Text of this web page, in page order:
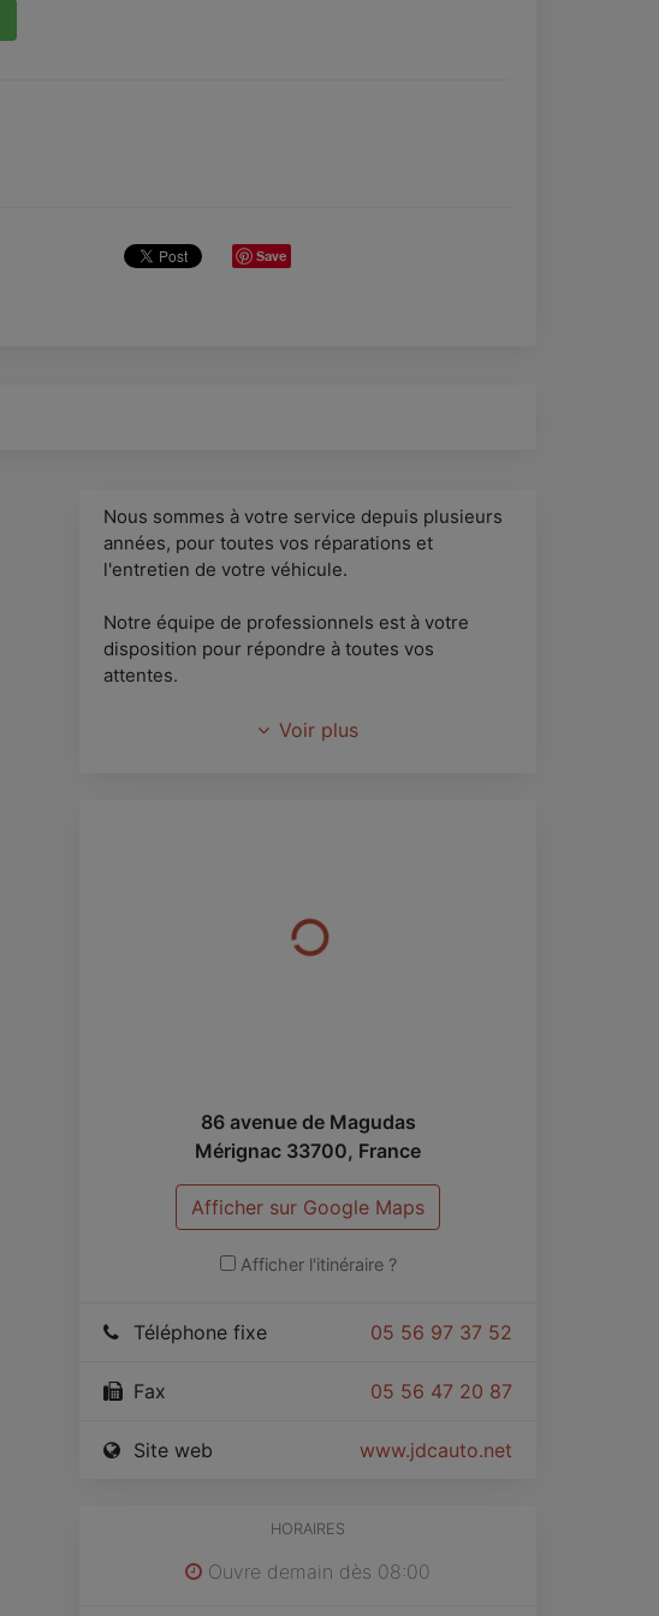
Save
Nous sommes à votre service depuis plusieurs
années, pour toutes vos réparations et
l'entretien de votre véhicule.
Notre équipe de professionnels est à votre
disposition pour répondre à toutes vos
attentes.
Nous vous offrons également un service de
* Achat/vente de véhicules d'occasion
Voir plus
86 avenue de Magudas
Mérignac 33700, France
Afficher sur Google Maps
Afficher l'itinéraire ?
05 56 97 37 52
Téléphone fixe
05 56 47 20 87
Fax
www.jdcauto.net
Site web
HORAIRES
Ouvre demain dès 08:00